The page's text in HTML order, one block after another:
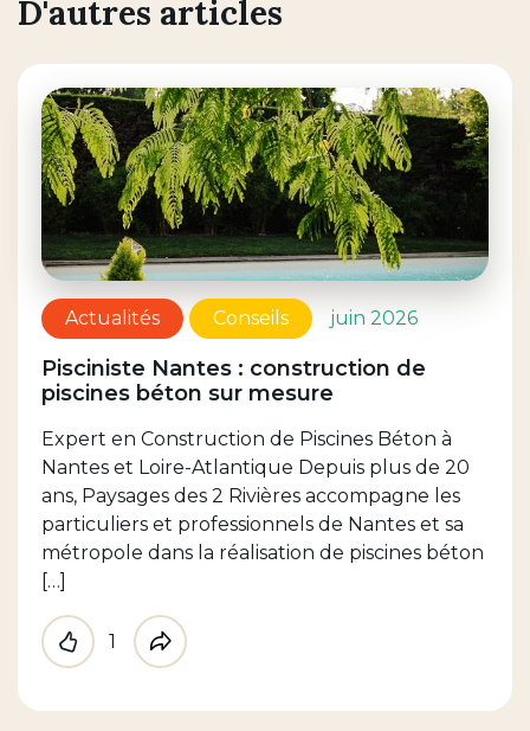
D'autres articles
Actualités Conseils juin 2026
Pisciniste Nantes : construction de
piscines béton sur mesure
Expert en Construction de Piscines Béton à
Nantes et Loire-Atlantique Depuis plus de 20
ans, Paysages des 2 Rivières accompagne les
particuliers et professionnels de Nantes et sa
métropole dans la réalisation de piscines béton
[…]
Like
1
Partager